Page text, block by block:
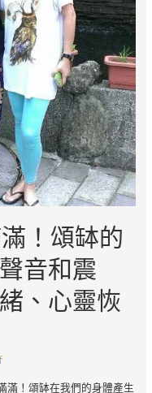
！頌缽的
音和震
、心靈恢
滿！頌缽在我們的身體產生